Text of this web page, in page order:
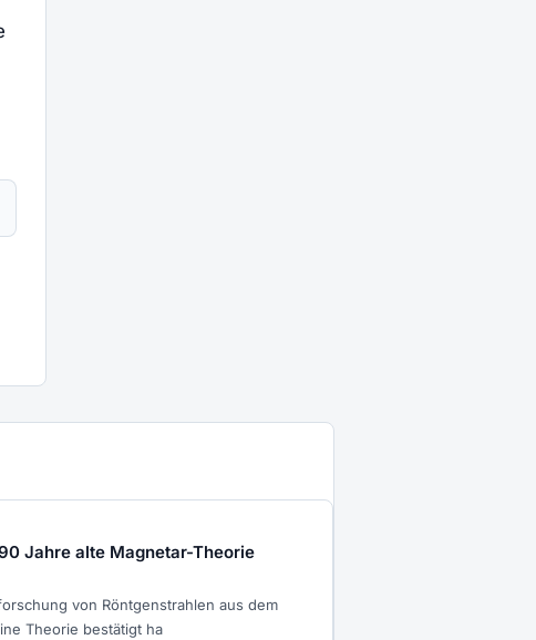
Jahre alte Magnetar-Theorie
von Röntgenstrahlen aus dem
Theorie bestätigt ha